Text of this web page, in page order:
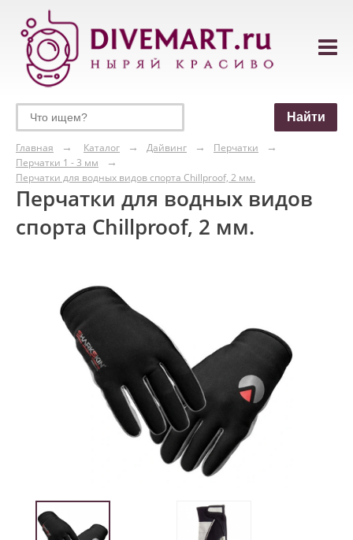
Главная Каталог Дайвинг
Перчатки
Перчатки 1 - 3 мм
Перчатки для водных видов спорта Chillproof, 2 мм.
Перчатки для водных видов
спорта Chillproof, 2 мм.